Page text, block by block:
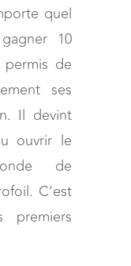
quel
10
de
ses
Il devint
ouvrir le
de
C’est